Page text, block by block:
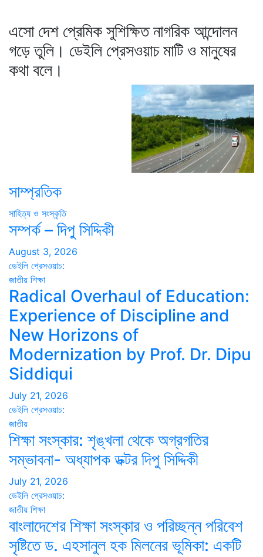
এসো দেশ প্রেমিক সুশিক্ষিত নাগরিক আন্দোলন
গড়ে তুলি। ডেইলি প্রেসওয়াচ মাটি ও মানুষের
কথা বলে।
সাম্প্রতিক
সাহিত্য ও সংস্কৃতি
সম্পর্ক – দিপু সিদ্দিকী
August 3, 2026
ডেইলি প্রেসওয়াচ:
জাতীয় শিক্ষা
Radical Overhaul of Education:
Experience of Discipline and
New Horizons of
Modernization by Prof. Dr. Dipu
Siddiqui
July 21, 2026
ডেইলি প্রেসওয়াচ:
জাতীয়
শিক্ষা সংস্কার: শৃঙ্খলা থেকে অগ্রগতির
সম্ভাবনা- অধ্যাপক ডক্টর দিপু সিদ্দিকী
July 21, 2026
ডেইলি প্রেসওয়াচ:
জাতীয় শিক্ষা
বাংলাদেশের শিক্ষা সংস্কার ও পরিচ্ছন্ন পরিবেশ
সৃষ্টিতে ড. এহসানুল হক মিলনের ভূমিকা: একটি